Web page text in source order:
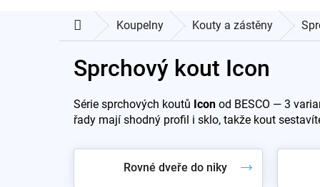
DomůKoupelny Kouty a zástěny
Sprchový kout Icon
Série sprchových koutů Icon od BESCO — 3
řady mají shodný profil i sklo, takže kout
Rovné dveře do niky